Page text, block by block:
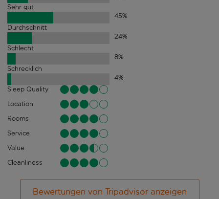
Sehr gut
45%
Durchschnitt
24%
Schlecht
8%
Schrecklich
4%
Sleep Quality
Location
Rooms
Service
Value
Cleanliness
Bewertungen von Tripadvisor anzeigen